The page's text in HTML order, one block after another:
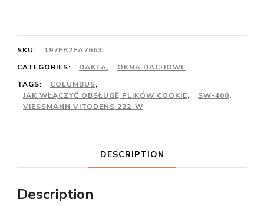
SKU:
197FB2EA7663
CATEGORIES:
DAKEA,
OKNA DACHOWE
TAGS:
COLUMBUS,
JAK WŁĄCZYĆ OBSŁUGĘ PLIKÓW COOKIE, SW-400,
VIESSMANN VITODENS 222-W
DESCRIPTION
Description